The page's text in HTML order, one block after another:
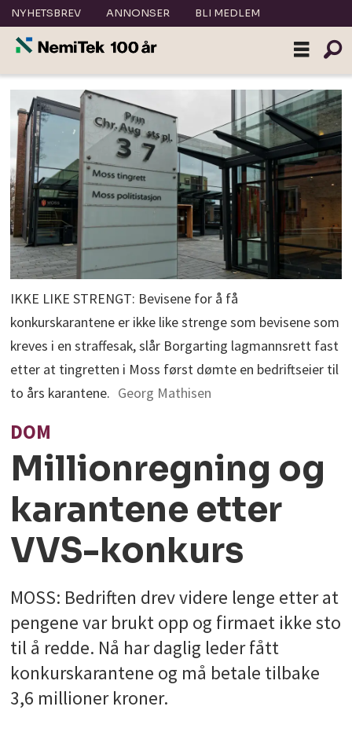
NYHETSBREV ANNONSER BLI MEDLEM
IKKE LIKE STRENGT: Bevisene for å få
konkurskarantene er ikke like strenge som bevisene som
kreves i en straffesak, slår Borgarting lagmannsrett fast
etter at tingretten i Moss først dømte en bedriftseier til
to års karantene. Georg Mathisen
DOM
Millionregning og
karantene etter
VVS-konkurs
MOSS: Bedriften drev videre lenge etter at
pengene var brukt opp og firmaet ikke sto
til å redde. Nå har daglig leder fått
konkurskarantene og må betale tilbake
3,6 millioner kroner.